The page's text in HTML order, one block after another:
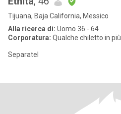
Tijuana, Baja California, Messico
Alla ricerca di: Uomo 36 - 64
Corporatura: Qualche chiletto in più
Separatel